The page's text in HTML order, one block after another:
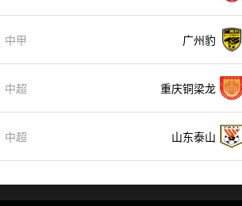
中甲 广州豹
中超 重庆铜梁龙
中超 山东泰山